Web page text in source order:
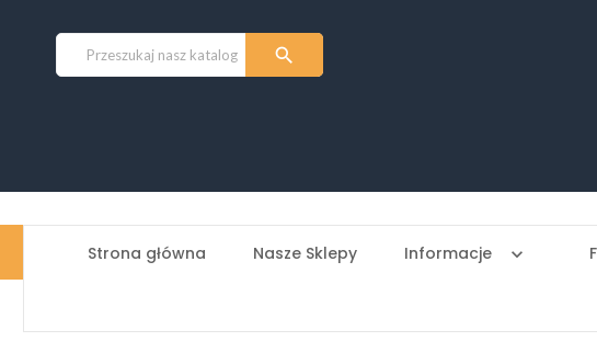

Strona główna Nasze Sklepy Informacje keyboard_arrow_down